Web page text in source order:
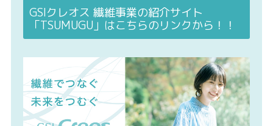
GSIクレオス 繊維事業の紹介サイト
「TSUMUGU」はこちらのリンクから！！